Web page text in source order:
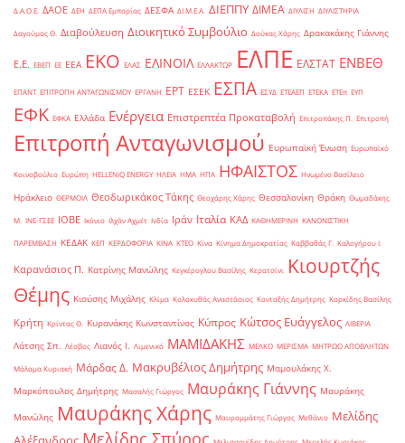
Δ.Α.Ο.Ε. ΔΑΟΕ ΔΕΗ ΔΕΠΑ Εμπορίας ΔΕΣΦΑ ΔΙ.Μ.Ε.Α. ΔΙΕΠΠΥ ΔΙΜΕΑ ΔΙΥΛΙΣΗ ΔΙΥΛΙΣΤΗΡΙΑ
Δαγούμας Θ. Διαβούλευση Διοικητικό Συμβούλιο Δούκας Χάρης Δρακακάκης Γιάννης
Ε.Ε. ΕΒΕΠ ΕΕ ΕΕΑ ΕΚΟ ΕΛΑΣ ΕΛΙΝΟΙΛ ΕΛΛΑΚΤΩΡ ΕΛΠΕ ΕΛΣΤΑΤ ΕΝΒΕΘ
ΕΠΑΝΤ ΕΠΙΤΡΟΠΗ ΑΝΤΑΓΩΝΙΣΜΟΥ ΕΡΓΑΝΗ ΕΡΤ ΕΣΕΚ ΕΣΠΑ ΕΣΥΔ ΕΤΕΑΕΠ ΕΤΕΚΑ ΕΤΕπ ΕΥΠ
ΕΦΚ ΕΦΚΑ Ελλάδα Ενέργεια Επιστρεπτέα Προκαταβολή Επιτροπάκης Π. Επιτροπή
Επιτροπή Ανταγωνισμού Ευρωπαϊκή Ένωση Ευρωπαϊκό
Κοινοβούλιο Ευρώπη ΗELLENiQ ENERGY ΗΛΕΙΑ ΗΜΑ ΗΠΑ ΗΦΑΙΣΤΟΣ Ηνωμένο Βασίλειο
Ηράκλειο ΘΕΡΜΟΙΛ Θεοδωρικάκος Τάκης Θεοχάρης Χάρης Θεσσαλονίκη Θράκη Θωμαδάκης
Μ. ΙΝΕ-ΓΣΕΕ ΙΟΒΕ Ικόνιο Ιλχάν Αχμέτ Ινδία Ιράν Ιταλία ΚΑΔ ΚΑΘΗΜΕΡΙΝΗ ΚΑΝΟΝΙΣΤΙΚΗ
ΠΑΡΕΜΒΑΣΗ ΚΕΔΑΚ ΚΕΠ ΚΕΡΔΟΦΟΡΙΑ ΚΙΝΑ ΚΤΕΟ Κίνα Κίνημα Δημοκρατίας Καββαθάς Γ. Καλογήρου Ι.
Καρανάσιος Π. Κατρίνης Μανώλης Κεγκέρογλου Βασίλης Κερατσίνι
Κιουρτζής
Θέμης Κιούσης Μιχάλης Κλίμα Κολοκυθάς Αναστάσιος Κονταξής Δημήτρης Κορκίδης Βασίλης
Κρήτη Κρίντας Θ. Κυρανάκης Κωνσταντίνος Κύπρος Κώτσος Ευάγγελος ΛΙΒΕΡΙΑ
Λάτσης Σπ. Λέσβος Λιανός Ι. Λιμενικό ΜΑΜΙΔΑΚΗΣ ΜΕΛΚΟ ΜΕΡΙΣΜΑ ΜΗΤΡΩΟ ΑΠΟΒΛΗΤΩΝ
Μάλαμα Κυριακή Μάρδας Δ. Μακρυβέλιος Δημήτρης Μαμουλάκης Χ.
Μαρκόπουλος Δημήτρης Μασαλής Γιώργος Μαυράκης Γιάννης Μαυράκης
Μανώλης Μαυράκης Χάρης Μαυρομμάτης Γιώργος Μεθάνιο Μελίδης
Μελίδης Σπύρος